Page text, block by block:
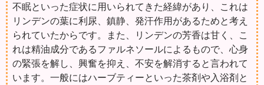
不眠といった症状に用いられてきた経緯があり、これは
リンデンの葉に利尿、鎮静、発汗作用があるためと考え
られていたからです。また、リンデンの芳香は甘く、こ
れは精油成分であるファルネソールによるもので、心身
の緊張を解し、興奮を抑え、不安を解消すると言われて
います。一般にはハーブティーといった茶剤や入浴剤と